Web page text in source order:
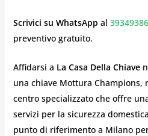
Scrivici su WhatsApp al
preventivo gratuito.
Affidarsi a La Casa Della Chiave
una chiave Mottura Champions,
centro specializzato che offre
servizi per la sicurezza
punto di riferimento a Milano